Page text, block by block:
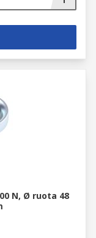
N, Ø ruota 48